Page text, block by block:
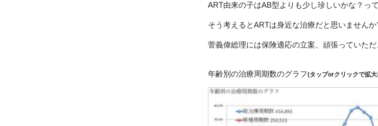
ART由来の子はAB型よりも少し珍しいかな？っ
そう考えるとARTは身近な治療だと思いませんか
菅義偉総理には保険適応の立案、頑張っていただ
年齢別の治療周期数のグラフ(タップorクリックで拡